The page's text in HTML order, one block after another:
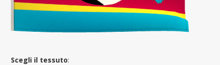
Scegli il tessuto: